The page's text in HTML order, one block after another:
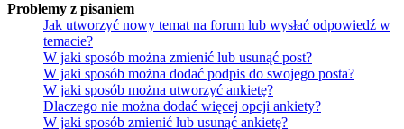
Problemy z pisaniem
Jak utworzyć nowy temat na forum lub wysłać odpowiedź w
temacie?
W jaki sposób można zmienić lub usunąć post?
W jaki sposób można dodać podpis do swojego posta?
W jaki sposób można utworzyć ankietę?
Dlaczego nie można dodać więcej opcji ankiety?
W jaki sposób zmienić lub usunąć ankietę?